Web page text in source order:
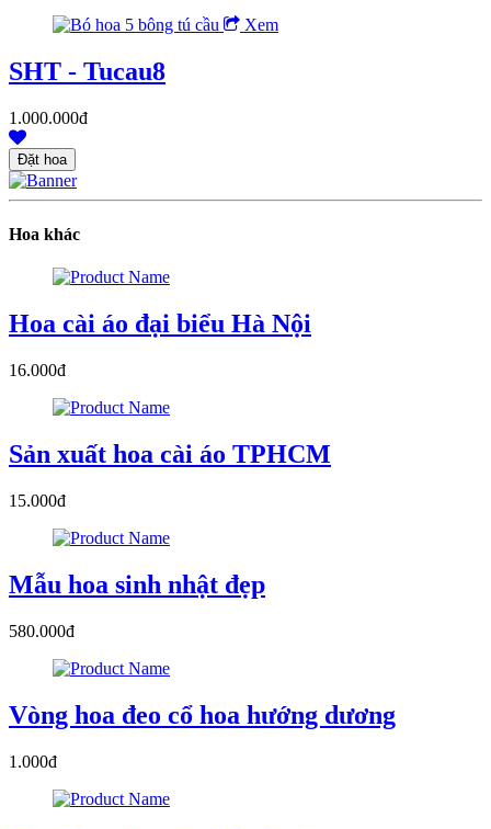
Xem
SHT - Tucau8
1.000.000đ
Hoa khác
Hoa cài áo đại biểu Hà Nội
16.000đ
Sản xuất hoa cài áo TPHCM
15.000đ
Mẫu hoa sinh nhật đẹp
580.000đ
Vòng hoa đeo cổ hoa hướng dương
1.000đ